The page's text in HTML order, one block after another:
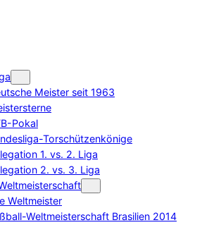
Meister seit 1963
Pokal
Torschützenkönige
1. vs. 2. Liga
2. vs. 3. Liga
Weltmeister
Weltmeisterschaft Brasilien 2014